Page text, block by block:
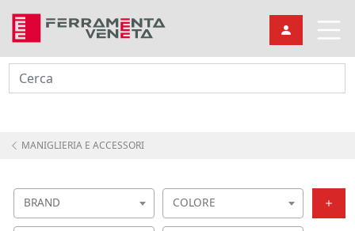
Cerca
MANIGLIERIA E ACCESSORI
BRAND COLORE